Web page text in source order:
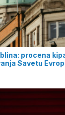
procena
Savetu